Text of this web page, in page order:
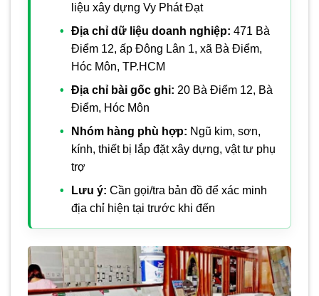
liệu xây dựng Vy Phát Đạt
Địa chỉ dữ liệu doanh nghiệp: 471 Bà
Điểm 12, ấp Đông Lân 1, xã Bà Điểm,
Hóc Môn, TP.HCM
Địa chỉ bài gốc ghi: 20 Bà Điểm 12, Bà
Điểm, Hóc Môn
Nhóm hàng phù hợp: Ngũ kim, sơn,
kính, thiết bị lắp đặt xây dựng, vật tư phụ
trợ
Lưu ý: Cần gọi/tra bản đồ để xác minh
địa chỉ hiện tại trước khi đến